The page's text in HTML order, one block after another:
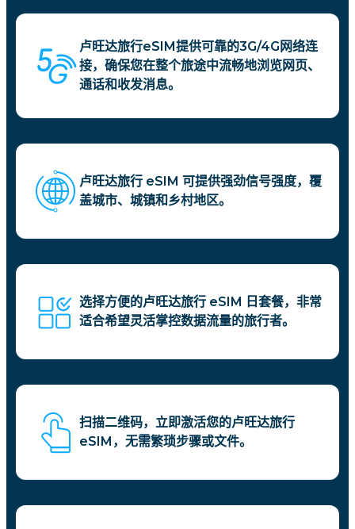
卢旺达旅行eSIM提供可靠的3G/4G网络连
接，确保您在整个旅途中流畅地浏览网页、
通话和收发消息。
卢旺达旅行 eSIM 可提供强劲信号强度，覆
盖城市、城镇和乡村地区。
选择方便的卢旺达旅行 eSIM 日套餐，非常
适合希望灵活掌控数据流量的旅行者。
扫描二维码，立即激活您的卢旺达旅行
eSIM，无需繁琐步骤或文件。